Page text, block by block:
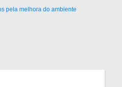
pela melhora do ambiente